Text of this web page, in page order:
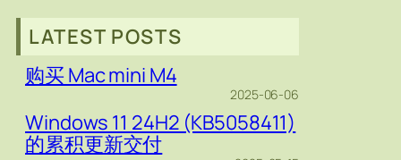
LATEST POSTS
购买 Mac mini M4
2025-06-06
Windows 11 24H2 (KB5058411)
的累积更新交付